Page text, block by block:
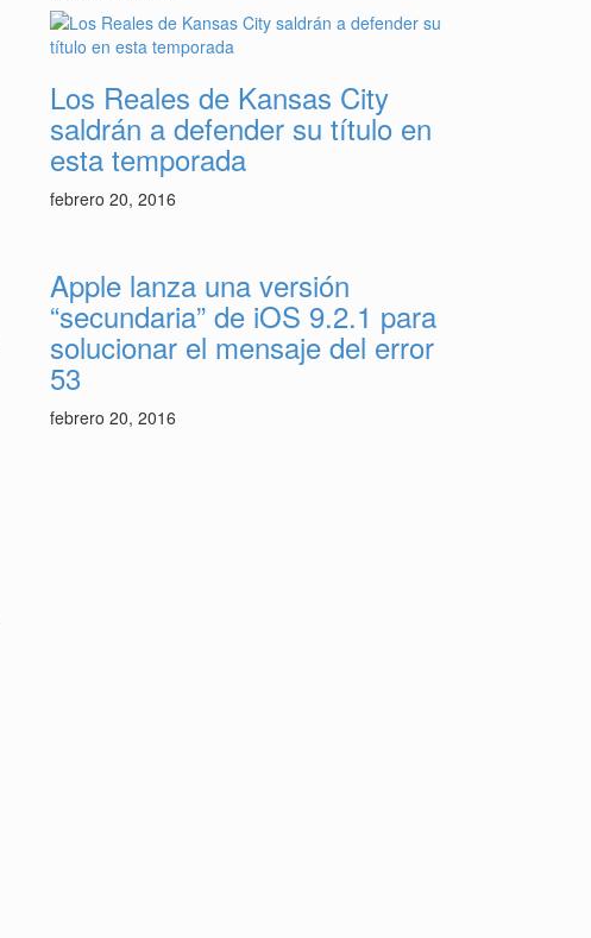
Los Reales de Kansas City
saldrán a defender su título en
esta temporada
febrero 20, 2016
Apple lanza una versión
“secundaria” de iOS 9.2.1 para
solucionar el mensaje del error
53
febrero 20, 2016